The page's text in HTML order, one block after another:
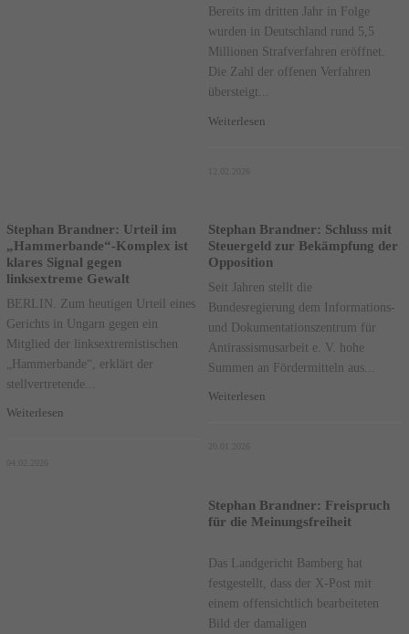
Bereits im dritten Jahr in Folge
wurden in Deutschland rund 5,5
Millionen Strafverfahren eröffnet.
Die Zahl der offenen Verfahren
übersteigt...
Weiterlesen
Stephan Brandner: Urteil im
„Hammerbande“-Komplex ist
klares Signal gegen
linksextreme Gewalt
BERLIN. Zum heutigen Urteil eines
Gerichts in Ungarn gegen ein
Mitglied der linksextremistischen
„Hammerbande“, erklärt der
stellvertretende...
Weiterlesen
04.02.2026
Stephan Brandner: Schluss mit
Steuergeld zur Bekämpfung der
Opposition
Seit Jahren stellt die
Bundesregierung dem Informations-
und Dokumentationszentrum für
Antirassismusarbeit e. V. hohe
Summen an Fördermitteln aus...
Weiterlesen
Stephan Brandner: Freispruch
für die Meinungsfreiheit
Das Landgericht Bamberg hat
festgestellt, dass der X-Post mit
einem offensichtlich bearbeiteten
Bild der damaligen